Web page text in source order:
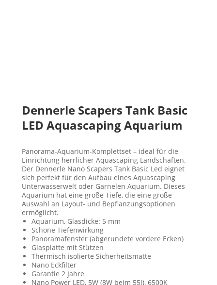
Dennerle Scapers Tank Basic
LED Aquascaping Aquarium
Panorama-Aquarium-Komplettset – ideal für die
Einrichtung herrlicher Aquascaping Landschaften.
Der Dennerle Nano Scapers Tank Basic Led eignet
sich perfekt für den Aufbau eines Aquascaping
Unterwasserwelt oder Garnelen Aquarium. Dieses
Aquarium hat eine große Tiefe, die eine große
Auswahl an Layout- und Bepflanzungsoptionen
ermöglicht.
Aquarium, Glasdicke: 5 mm
Schöne Tiefenwirkung
Panoramafenster (abgerundete vordere Ecken)
Glasplatte mit Stützen
Thermisch isolierte Sicherheitsmatte
Nano Eckfilter
Garantie 2 Jahre
Nano Power LED, 5W (8W beim 55l), 6500K